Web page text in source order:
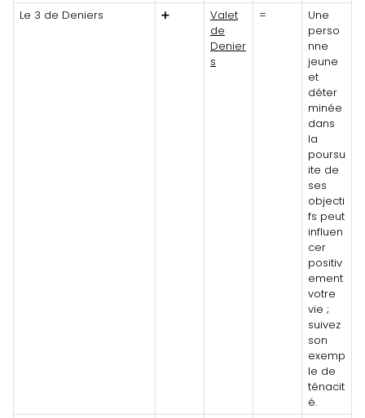
Le 3 de Deniers
➕
Valet
de
Denier
s
=
Une
perso
nne
jeune
et
déter
minée
dans
la
poursu
ite de
ses
objecti
fs peut
influen
cer
positiv
ement
votre
vie ;
suivez
son
exemp
le de
ténacit
é.